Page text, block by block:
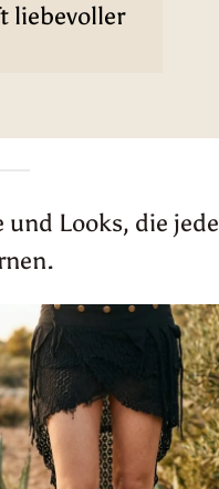
liebevoller
und Looks, die jede